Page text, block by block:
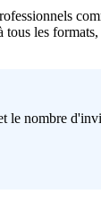
les
le nombre